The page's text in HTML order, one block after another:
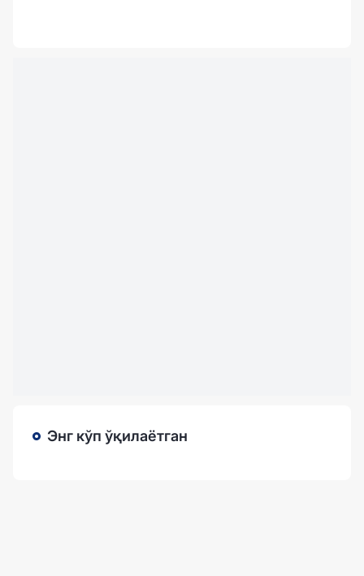
Энг кўп ўқилаётган